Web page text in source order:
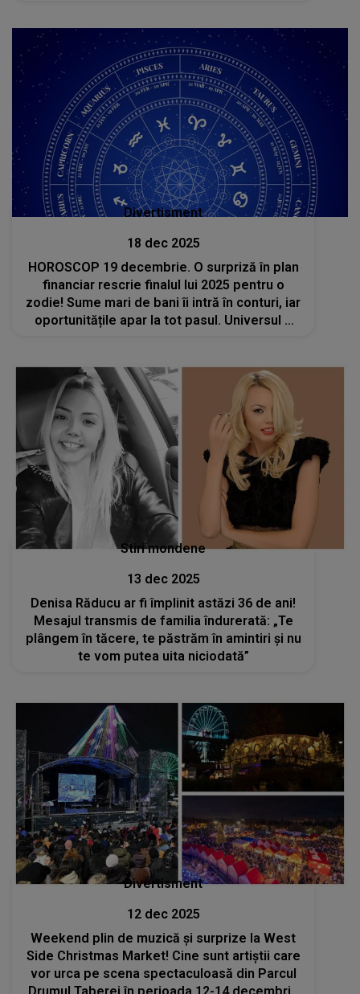
Divertisment
18 dec 2025
HOROSCOP 19 decembrie. O surpriză în plan
financiar rescrie finalul lui 2025 pentru o
zodie! Sume mari de bani îi intră în conturi, iar
oportunitățile apar la tot pasul. Universul o
Stiri mondene
13 dec 2025
Denisa Răducu ar fi împlinit astăzi 36 de ani!
Mesajul transmis de familia îndurerată: „Te
plângem în tăcere, te păstrăm în amintiri și nu
te vom putea uita niciodată”
Divertisment
12 dec 2025
Weekend plin de muzică și surprize la West
Side Christmas Market! Cine sunt artiștii care
vor urca pe scena spectaculoasă din Parcul